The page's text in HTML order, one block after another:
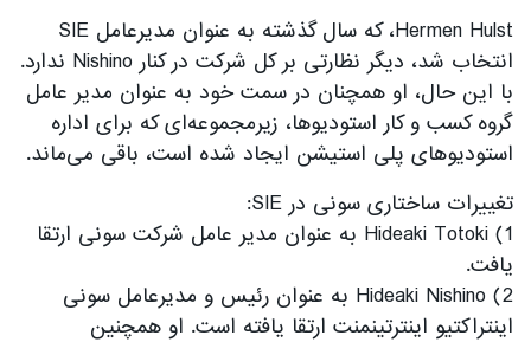
Hermen Hulst، که سال گذشته به عنوان مدیرعامل SIE
انتخاب شد، دیگر نظارتی بر کل شرکت در کنار Nishino ندارد.
با این حال، او همچنان در سمت خود به عنوان مدیر عامل
گروه کسب و کار استودیوها، زیرمجموعه‌ای که برای اداره
استودیوهای پلی استیشن ایجاد شده است، باقی می‌ماند.
تغییرات ساختاری سونی در SIE:
1) Hideaki Totoki به عنوان مدیر عامل شرکت سونی ارتقا
یافت.
2) Hideaki Nishino به عنوان رئیس و مدیرعامل سونی
اینتراکتیو اینترتینمنت ارتقا یافته است. او همچنین